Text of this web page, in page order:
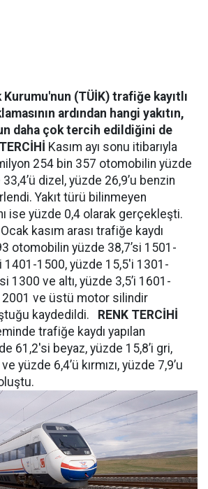
(TÜİK) trafiğe kayıtlı
ardından hangi yakıtın,
daha çok tercih edildiğini de
Kasım ayı sonu itibarıyla
254 bin 357 otomobilin yüzde
33,4’ü dizel, yüzde 26,9’u benzin
Yakıt türü bilinmeyen
ise yüzde 0,4 olarak gerçekleşti.
Ocak kasım arası trafiğe kaydı
otomobilin yüzde 38,7’si 1501-
1401-1500, yüzde 15,5'i 1301-
1300 ve altı, yüzde 3,5’i 1601-
2001 ve üstü motor silindir
kaydedildi.
RENK TERCİHİ
trafiğe kaydı yapılan
61,2'si beyaz, yüzde 15,8’i gri,
yüzde 6,4’ü kırmızı, yüzde 7,9’u